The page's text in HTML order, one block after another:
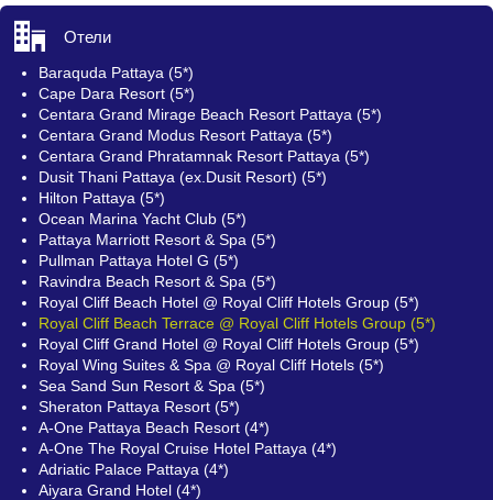
Отели
Baraquda Pattaya (5*)
Cape Dara Resort (5*)
Centara Grand Mirage Beach Resort Pattaya (5*)
Centara Grand Modus Resort Pattaya (5*)
Centara Grand Phratamnak Resort Pattaya (5*)
Dusit Thani Pattaya (ex.Dusit Resort) (5*)
Hilton Pattaya (5*)
Ocean Marina Yacht Club (5*)
Pattaya Marriott Resort & Spa (5*)
Pullman Pattaya Hotel G (5*)
Ravindra Beach Resort & Spa (5*)
Royal Cliff Beach Hotel @ Royal Cliff Hotels Group (5*)
Royal Cliff Beach Terrace @ Royal Cliff Hotels Group (5*)
Royal Cliff Grand Hotel @ Royal Cliff Hotels Group (5*)
Royal Wing Suites & Spa @ Royal Cliff Hotels (5*)
Sea Sand Sun Resort & Spa (5*)
Sheraton Pattaya Resort (5*)
A-One Pattaya Beach Resort (4*)
A-One The Royal Cruise Hotel Pattaya (4*)
Adriatic Palace Pattaya (4*)
Aiyara Grand Hotel (4*)